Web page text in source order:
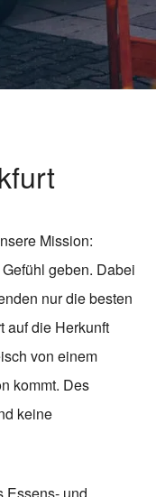
Mission:
geben. Dabei
nur die besten
auf die Herkunft
von einem
kommt. Des
keine
Essens- und